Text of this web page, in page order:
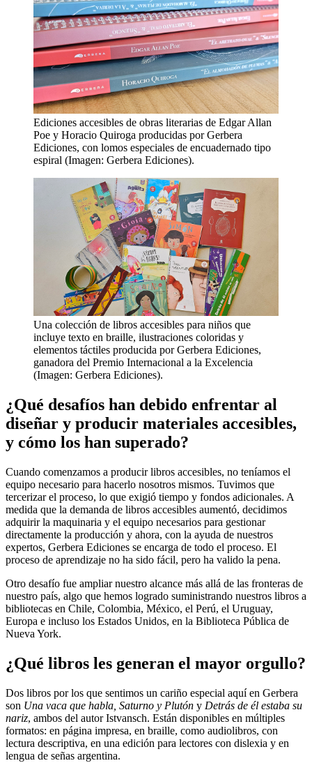
Ediciones accesibles de obras literarias de Edgar Allan
Poe y Horacio Quiroga producidas por Gerbera
Ediciones, con lomos especiales de encuadernado tipo
espiral (Imagen: Gerbera Ediciones).
Una colección de libros accesibles para niños que
incluye texto en braille, ilustraciones coloridas y
elementos táctiles producida por Gerbera Ediciones,
ganadora del Premio Internacional a la Excelencia
(Imagen: Gerbera Ediciones).
¿Qué desafíos han debido enfrentar al
diseñar y producir materiales accesibles,
y cómo los han superado?
Cuando comenzamos a producir libros accesibles, no teníamos el
equipo necesario para hacerlo nosotros mismos. Tuvimos que
tercerizar el proceso, lo que exigió tiempo y fondos adicionales. A
medida que la demanda de libros accesibles aumentó, decidimos
adquirir la maquinaria y el equipo necesarios para gestionar
directamente la producción y ahora, con la ayuda de nuestros
expertos, Gerbera Ediciones se encarga de todo el proceso. El
proceso de aprendizaje no ha sido fácil, pero ha valido la pena.
Otro desafío fue ampliar nuestro alcance más allá de las fronteras de
nuestro país, algo que hemos logrado suministrando nuestros libros a
bibliotecas en Chile, Colombia, México, el Perú, el Uruguay,
Europa e incluso los Estados Unidos, en la Biblioteca Pública de
Nueva York.
¿Qué libros les generan el mayor orgullo?
Dos libros por los que sentimos un cariño especial aquí en Gerbera
son Una vaca que habla, Saturno y Plutón y Detrás de él estaba su
nariz, ambos del autor Istvansch. Están disponibles en múltiples
formatos: en página impresa, en braille, como audiolibros, con
lectura descriptiva, en una edición para lectores con dislexia y en
lengua de señas argentina.